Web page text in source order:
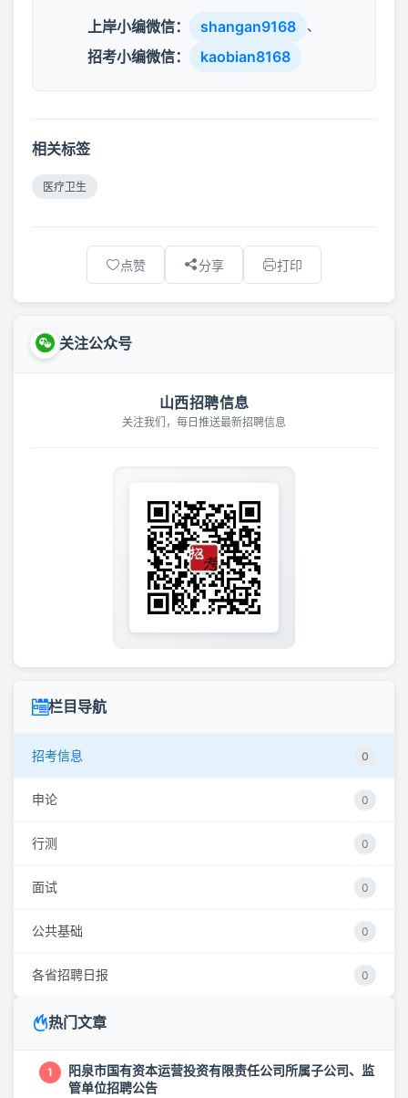
上岸小编微信： shangan9168 、
招考小编微信： kaobian8168
相关标签
医疗卫生
点赞 分享 打印
关注公众号
山西招聘信息
关注我们，每日推送最新招聘信息
栏目导航
招考信息 0
申论 0
行测 0
面试 0
公共基础 0
各省招聘日报 0
热门文章
1
阳泉市国有资本运营投资有限责任公司所属子公司、监
管单位招聘公告